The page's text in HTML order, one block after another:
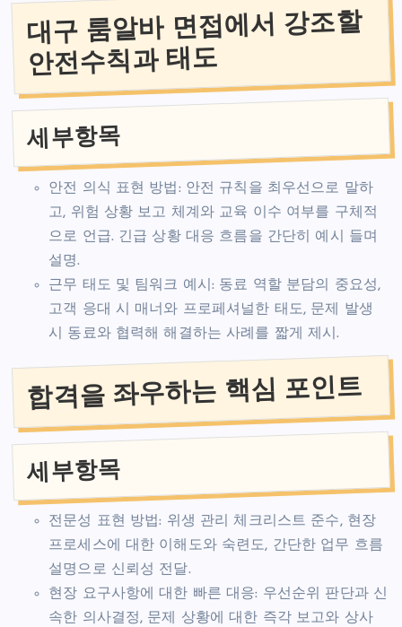
대구 룸알바 면접에서 강조할
안전수칙과 태도
세부항목
안전 의식 표현 방법: 안전 규칙을 최우선으로 말하
고, 위험 상황 보고 체계와 교육 이수 여부를 구체적
으로 언급. 긴급 상황 대응 흐름을 간단히 예시 들며
설명.
근무 태도 및 팀워크 예시: 동료 역할 분담의 중요성,
고객 응대 시 매너와 프로페셔널한 태도, 문제 발생
시 동료와 협력해 해결하는 사례를 짧게 제시.
합격을 좌우하는 핵심 포인트
세부항목
전문성 표현 방법: 위생 관리 체크리스트 준수, 현장
프로세스에 대한 이해도와 숙련도, 간단한 업무 흐름
설명으로 신뢰성 전달.
현장 요구사항에 대한 빠른 대응: 우선순위 판단과 신
속한 의사결정, 문제 상황에 대한 즉각 보고와 상사